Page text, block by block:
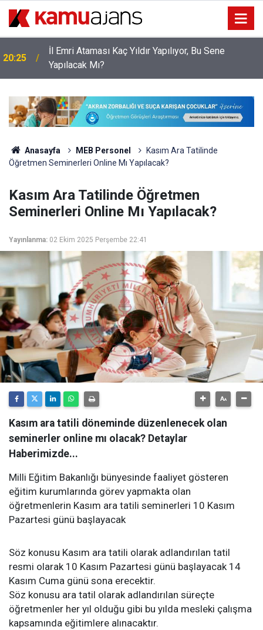
20:25
İl Emri Ataması Kaç Yıldır Yapılıyor, Bu Sene
Yapılacak Mı?
Anasayfa MEB Personel
Kasım Ara Tatilinde
Öğretmen Seminerleri Online Mı Yapılacak?
Kasım Ara Tatilinde Öğretmen
Seminerleri Online Mı Yapılacak?
Yayınlanma: 02 Ekim 2025 Perşembe 22:41
Kasım ara tatili döneminde düzenlenecek olan
seminerler online mı olacak? Detaylar
Haberimizde...
Milli Eğitim Bakanlığı bünyesinde faaliyet gösteren
eğitim kurumlarında görev yapmakta olan
öğretmenlerin Kasım ara tatili seminerleri 10 Kasım
Pazartesi günü başlayacak
Söz konusu Kasım ara tatili olarak adlandırılan tatil
resmi olarak 10 Kasım Pazartesi günü başlayacak 14
Kasım Cuma günü sona erecektir.
Söz konusu ara tatil olarak adlandırılan süreçte
öğretmenler her yıl olduğu gibi bu yılda mesleki çalışma
kapsamında eğitimlere alınacaktır.